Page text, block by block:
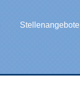
Stellenangebote